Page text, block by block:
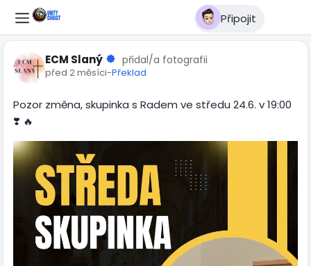
Připojit
ECM Slaný přidal/a fotografii
před 2 měsíci-Překlad
Pozor změna, skupinka s Radem ve středu 24.6. v 19:00
❣️ 🔥